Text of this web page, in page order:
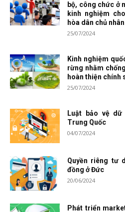
bộ, công chức ở
kinh nghiệm
hòa dân chủ
25/07/2024
Kinh nghiệm
rừng nhằm
hoàn thiện chính
25/07/2024
Luật bảo vệ
Trung Quốc
04/07/2024
Quyền riêng tư
đồng ở Đức
20/06/2024
Phát triển